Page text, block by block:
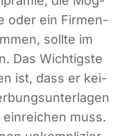
oder ein Fir­men­
soll­te im
Das Wich­tigs­te
ist, dass er kei­
muss.